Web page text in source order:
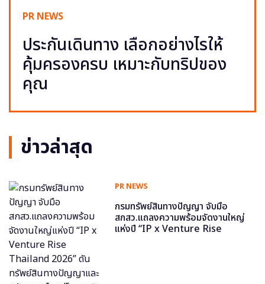
PR NEWS
ประกันเดินทาง เลือกอย่างไรให้
คุ้มครองครบ เหมาะกับทริปของ
คุณ
ข่าวล่าสุด
PR NEWS
กรมทรัพย์สินทางปัญญา จับมือ
สกสว.แถลงความพร้อมจัดงานใหญ่
แห่งปี “IP x Venture Rise